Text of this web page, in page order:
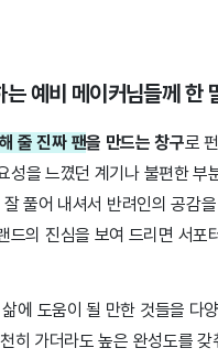
예비 메이커님들께 한
줄 진짜 팬을 만드는 창구로
을 느꼈던 계기나 불편한 부
풀어 내셔서 반려인의 공감
드의 진심을 보여 드리면 서포
에 도움이 될 만한 것들을 다
히 가더라도 높은 완성도를